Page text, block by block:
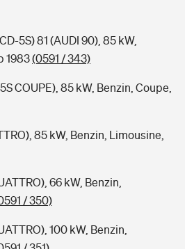
5S) 81 (AUDI 90), 85 kW,
1983(0591 / 343)
COUPE), 85 kW, Benzin, Coupe,
85 kW, Benzin, Limousine,
66 kW, Benzin,
/ 350)
100 kW, Benzin,